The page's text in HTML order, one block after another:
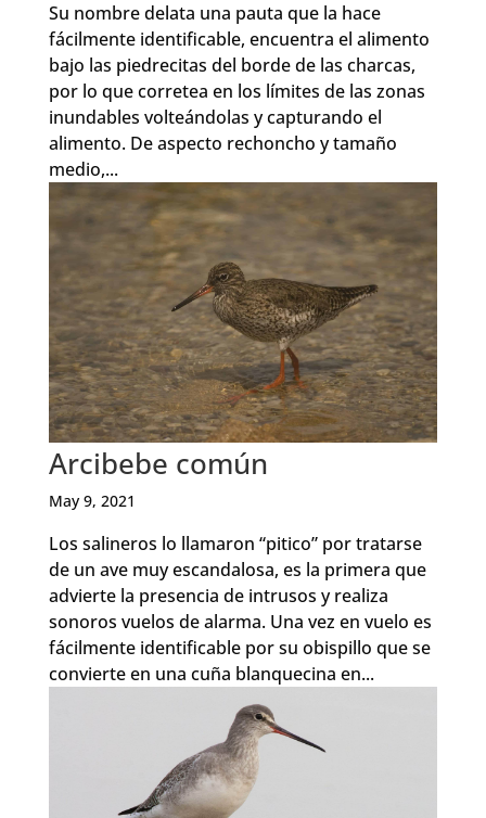
Su nombre delata una pauta que la hace
fácilmente identificable, encuentra el alimento
bajo las piedrecitas del borde de las charcas,
por lo que corretea en los límites de las zonas
inundables volteándolas y capturando el
alimento. De aspecto rechoncho y tamaño
medio,...
Arcibebe común
May 9, 2021
Los salineros lo llamaron “pitico” por tratarse
de un ave muy escandalosa, es la primera que
advierte la presencia de intrusos y realiza
sonoros vuelos de alarma. Una vez en vuelo es
fácilmente identificable por su obispillo que se
convierte en una cuña blanquecina en...